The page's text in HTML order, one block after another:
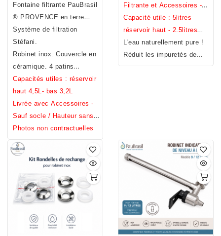
Fontaine filtrante PauBrasil
® PROVENCE en terre
cuite émaillée verte. Fait
main. Fabrication Française
Système de filtration
Stéfani.
Robinet inox. Couvercle en
céramique. 4 patins
(offerts) à disposer sous la
cuve basse.
Capacités utiles : réservoir
haut 4,5L- bas 3,2L
Livrée avec Accessoires -
Sauf socle / Hauteur sans
socle 31cm / Diamètre
23cm / Poids 7,2kg.
Photos non contractuelles
Filtrante et Accessoires -
Hauteur 46 cm / Diamètre
23 cm / Poids 1 kg (avec
cartouche, robinet et
clapet).Hauteur entre la
base et le robinet: 12 cm
Capacité utile : 5litres
réservoir haut - 2.5litres
réservoir bas.
L'eau naturellement pure !
Réduit les impuretés de
l'eau – Filtre à eau